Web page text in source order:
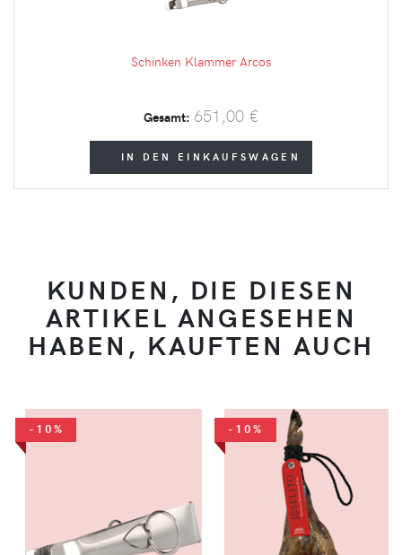
Schinken Klammer Arcos
Gesamt: 651,00 €
IN DEN EINKAUFSWAGEN
KUNDEN, DIE DIESEN
ARTIKEL ANGESEHEN
HABEN, KAUFTEN AUCH
-10% -10%